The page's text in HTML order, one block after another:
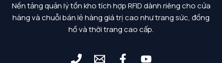
Nền tảng quản lý tồn kho tích hợp RFID dành riêng cho cửa
hàng và chuỗi bán lẻ hàng giá trị cao như trang sức, đồng
hồ và thời trang cao cấp.